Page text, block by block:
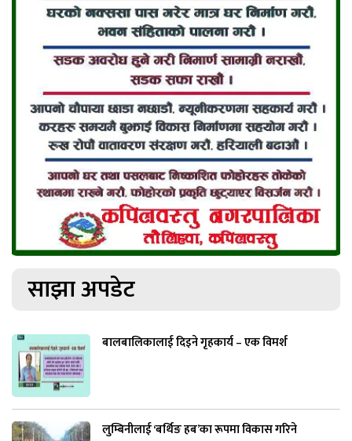
साझा अपडेट
बालबालिकालाई दिइने गृहकार्य – एक विमर्श
लुम्बिनीलाई ‘बर्थिङ हब’का रूपमा विकास गरिने